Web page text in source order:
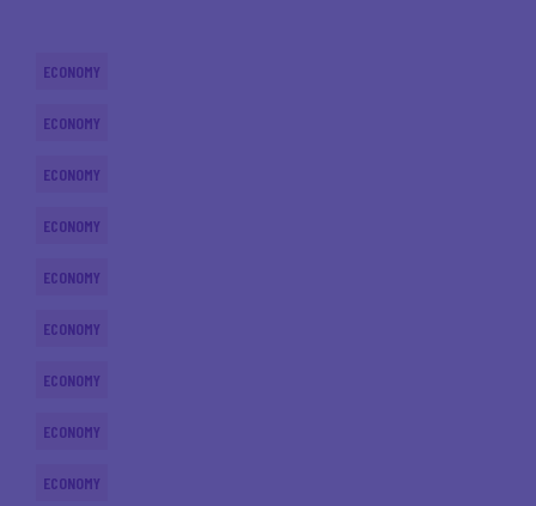
ECONOMY
ECONOMY
ECONOMY
ECONOMY
ECONOMY
ECONOMY
ECONOMY
ECONOMY
ECONOMY